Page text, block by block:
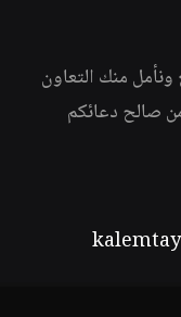
ونأمل منك التعاون
صالح دعائكم